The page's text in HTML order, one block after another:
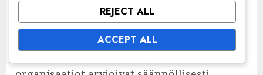
keskikokoiset yritykset ovat usein
houkuttelevia kohteita, koska niiden
tietoturvatoimet voivat olla heikompia.
REJECT ALL
ACCEPT ALL